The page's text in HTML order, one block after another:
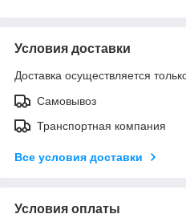
Условия доставки
Доставка осуществляется
Самовывоз
Транспортная компания
Все условия доставки
Условия оплаты